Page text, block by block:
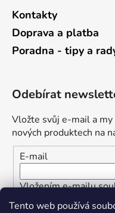
Tento web používá
Kontakty
Doprava a platba
Poradna - tipy a
Odebírat
Vložte svůj e-mail a
nových produktech na
E-mail
Vložením e-mailu
osobních údajů